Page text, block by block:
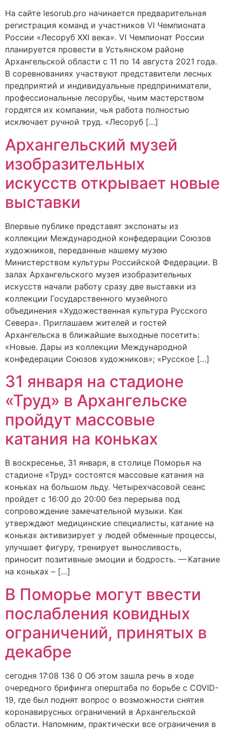
На сайте lesorub.prо начинается предварительная
регистрация команд и участников VI Чемпионата
России «Лесоруб XXI века». VI Чемпионат России
планируется провести в Устьянском районе
Архангельской области с 11 по 14 августа 2021 года.
В соревнованиях участвуют представители лесных
предприятий и индивидуальные предприниматели,
профессиональные лесорубы, чьим мастерством
гордятся их компании, чья работа полностью
исключает ручной труд. «Лесоруб […]
Архангельский музей
изобразительных
искусств открывает новые
выставки
Впервые публике представят экспонаты из
коллекции Международной конфедерации Союзов
художников, переданные нашему музею
Министерством культуры Российской Федерации. В
залах Архангельского музея изобразительных
искусств начали работу сразу две выставки из
коллекции Государственного музейного
объединения «Художественная культура Русского
Севера». Приглашаем жителей и гостей
Архангельска в ближайшие выходные посетить:
«Новые. Дары из коллекции Международной
конфедерации Союзов художников»; «Русское […]
31 января на стадионе
«Труд» в Архангельске
пройдут массовые
катания на коньках
В воскресенье, 31 января, в столице Поморья на
стадионе «Труд» состоятся массовые катания на
коньках на большом льду. Четырехчасовой сеанс
пройдет с 16:00 до 20:00 без перерыва под
сопровождение замечательной музыки. Как
утверждают медицинские специалисты, катание на
коньках активизирует у людей обменные процессы,
улучшает фигуру, тренирует выносливость,
приносит позитивные эмоции и бодрость. — Катание
на коньках – […]
В Поморье могут ввести
послабления ковидных
ограничений, принятых в
декабре
сегодня 17:08 136 0 Об этом зашла речь в ходе
очередного брифинга оперштаба по борьбе с COVID-
19, где был поднят вопрос о возможности снятия
коронавирусных ограничений в Архангельской
области. Напомним, практически все ограничения в